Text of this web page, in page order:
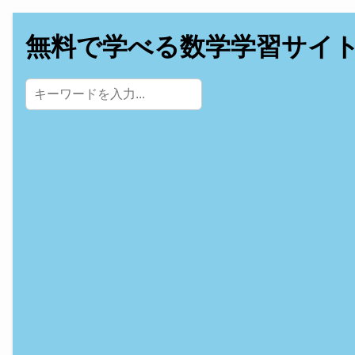
無料で学べる数学学習サイ
サイト内検索